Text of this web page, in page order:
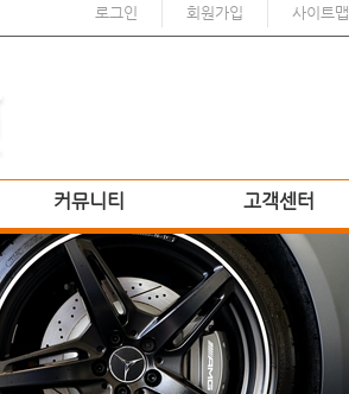
로그인 회원가입 사이트맵
커뮤니티 고객센터